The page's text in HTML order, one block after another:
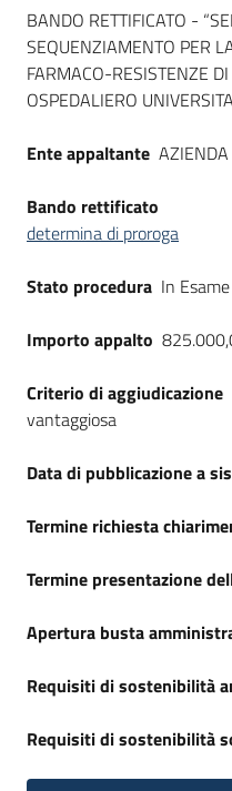
Dati del bando
BANDO RETTIFICATO -
SEQUENZIAMENTO PER
FARMACO-RESISTENZE
OSPEDALIERO
Ente appaltante
Bando rettificato
determina di proroga
Stato procedura In Esame
Importo appalto
Criterio di aggiudicazione
vantaggiosa
Data di pubblicazione a
Termine richiesta
Termine presentazione
Apertura busta
Requisiti di sostenibilità
Requisiti di sostenibilità